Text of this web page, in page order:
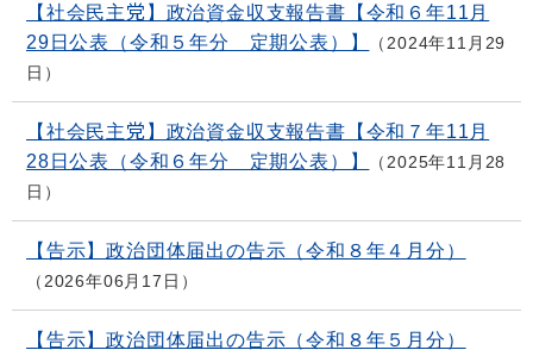
【社会民主党】政治資金収支報告書【令和６年11月
29日公表（令和５年分 定期公表）】
2024年11月29
日
【社会民主党】政治資金収支報告書【令和７年11月
28日公表（令和６年分 定期公表）】
2025年11月28
日
【告示】政治団体届出の告示（令和８年４月分）
2026年06月17日
【告示】政治団体届出の告示（令和８年５月分）